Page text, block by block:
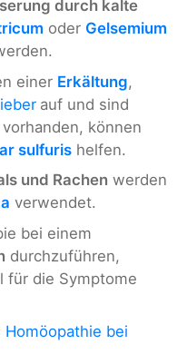
durch kalte
oder Gelsemium
einer Erkältung,
auf und sind
vorhanden, können
sulfuris helfen.
und Rachen werden
verwendet.
bei einem
durchzuführen,
für die Symptome
Homöopathie bei